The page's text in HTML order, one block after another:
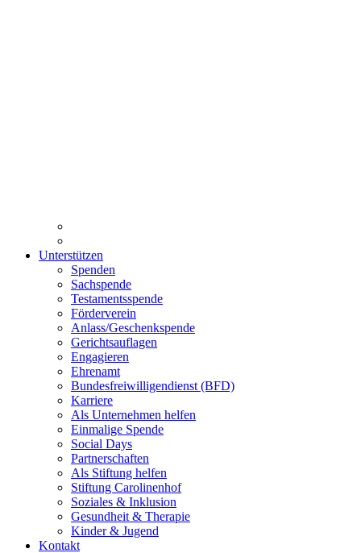
Unterstützen
Spenden
Sachspende
Testamentsspende
Förderverein
Anlass/Geschenkspende
Gerichtsauflagen
Engagieren
Ehrenamt
Bundesfreiwilligendienst (BFD)
Karriere
Als Unternehmen helfen
Einmalige Spende
Social Days
Partnerschaften
Als Stiftung helfen
Stiftung Carolinenhof
Soziales & Inklusion
Gesundheit & Therapie
Kinder & Jugend
Kontakt